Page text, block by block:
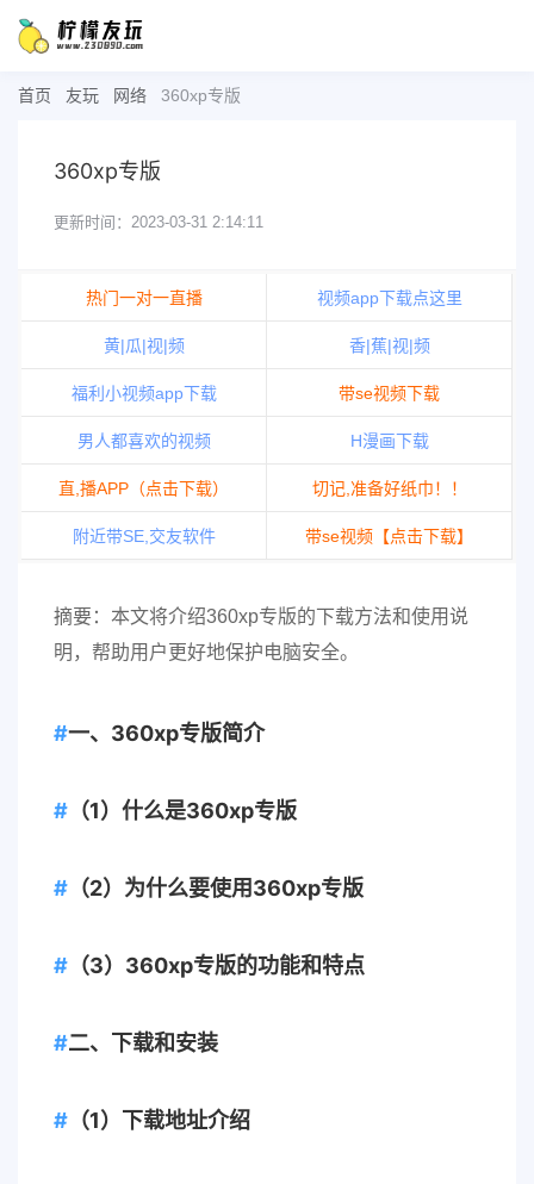
首页 友玩 网络 360xp专版
360xp专版
更新时间：2023-03-31 2:14:11
热门一对一直播 视频app下载点这里
黄|瓜|视|频 香|蕉|视|频
福利小视频app下载 带se视频下载
男人都喜欢的视频 H漫画下载
直,播APP（点击下载） 切记,准备好纸巾！！
附近带SE,交友软件 带se视频【点击下载】
摘要：本文将介绍360xp专版的下载方法和使用说
明，帮助用户更好地保护电脑安全。
一、360xp专版简介
（1）什么是360xp专版
（2）为什么要使用360xp专版
（3）360xp专版的功能和特点
二、下载和安装
（1）下载地址介绍